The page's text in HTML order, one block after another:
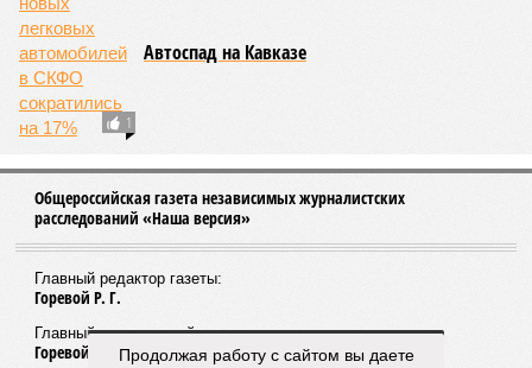
1
Автоспад на Кавказе
Общероссийская газета независимых журналистских
расследований «Наша версия»
Главный редактор газеты:
Горевой Р. Г.
Главный редактор сайта:
Горевой Р. Г.Продолжая работу с сайтом вы даете